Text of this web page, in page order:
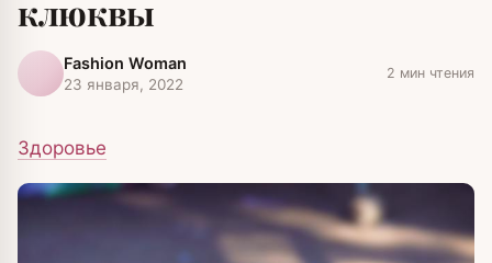
клюквы
Fashion Woman
23 января, 2022
2 мин чтения
Здоровье